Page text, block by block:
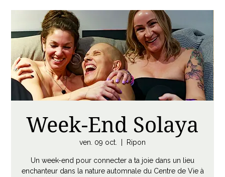
Week-End Solaya
ven. 09 oct. Ripon
Un week-end pour connecter a ta joie dans un lieu
enchanteur dans la nature automnale du Centre de Vie à